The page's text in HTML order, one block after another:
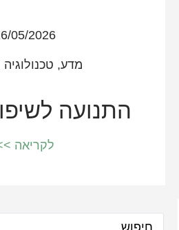
16/05/2026
מדע, טכנולוגיה
התנועה
לקריאה >>